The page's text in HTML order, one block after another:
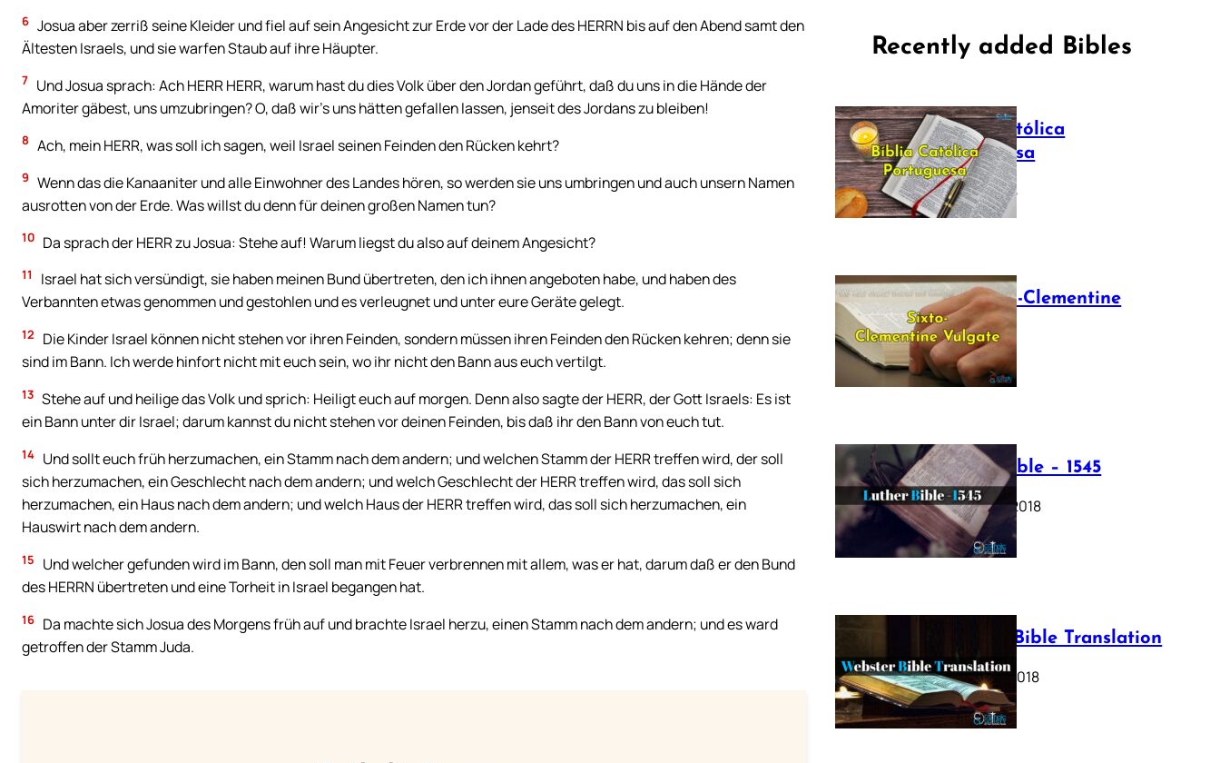
6 Josua aber zerriß seine Kleider und fiel auf sein Angesicht zur Erde vor der Lade des HERRN bis auf den Abend samt den
Ältesten Israels, und sie warfen Staub auf ihre Häupter.
7 Und Josua sprach: Ach HERR HERR, warum hast du dies Volk über den Jordan geführt, daß du uns in die Hände der
Amoriter gäbest, uns umzubringen? O, daß wir’s uns hätten gefallen lassen, jenseit des Jordans zu bleiben!
8 Ach, mein HERR, was soll ich sagen, weil Israel seinen Feinden den Rücken kehrt?
9 Wenn das die Kanaaniter und alle Einwohner des Landes hören, so werden sie uns umbringen und auch unsern Namen
ausrotten von der Erde. Was willst du denn für deinen großen Namen tun?
10 Da sprach der HERR zu Josua: Stehe auf! Warum liegst du also auf deinem Angesicht?
11
Israel hat sich versündigt, sie haben meinen Bund übertreten, den ich ihnen angeboten habe, und haben des
Verbannten etwas genommen und gestohlen und es verleugnet und unter eure Geräte gelegt.
12
Die Kinder Israel können nicht stehen vor ihren Feinden, sondern müssen ihren Feinden den Rücken kehren; denn sie
sind im Bann. Ich werde hinfort nicht mit euch sein, wo ihr nicht den Bann aus euch vertilgt.
13 Stehe auf und heilige das Volk und sprich: Heiligt euch auf morgen. Denn also sagte der HERR, der Gott Israels: Es ist
ein Bann unter dir Israel; darum kannst du nicht stehen vor deinen Feinden, bis daß ihr den Bann von euch tut.
14 Und sollt euch früh herzumachen, ein Stamm nach dem andern; und welchen Stamm der HERR treffen wird, der soll
sich herzumachen, ein Geschlecht nach dem andern; und welch Geschlecht der HERR treffen wird, das soll sich
herzumachen, ein Haus nach dem andern; und welch Haus der HERR treffen wird, das soll sich herzumachen, ein
Hauswirt nach dem andern.
15
Und welcher gefunden wird im Bann, den soll man mit Feuer verbrennen mit allem, was er hat, darum daß er den Bund
des HERRN übertreten und eine Torheit in Israel begangen hat.
16 Da machte sich Josua des Morgens früh auf und brachte Israel herzu, einen Stamm nach dem andern; und es ward
getroffen der Stamm Juda.
Recently added Bibles
Bíblia Católica
Portuguesa
July 16, 2025
The Sixto-Clementine
Vulgate
July 12, 2025
Luther Bible – 1545
October 17, 2018
Webster Bible Translation
October 11, 2018